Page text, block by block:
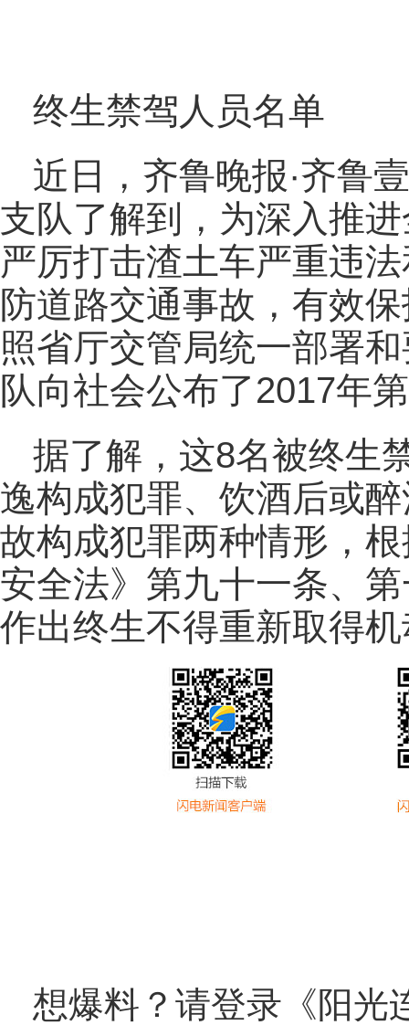
终生禁驾人员名单
近日，齐鲁晚报·齐鲁
支队了解到，为深入推
严厉打击渣土车严重违
防道路交通事故，有效
照省厅交管局统一部署
队向社会公布了2017年
据了解，这8名被终生
逸构成犯罪、饮酒后或
故构成犯罪两种情形，
安全法》第九十一条、
作出终生不得重新取得
想爆料？请登录《阳光